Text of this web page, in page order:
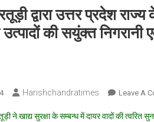
द्वारा उत्तर प्रदेश
उत्पादों की सयुंक्त
Harishchandratimes Leave A
ने खाद्य सुरक्षा के सम्बन्ध में दायर वादों की त्वरित